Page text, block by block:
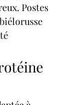
Postes